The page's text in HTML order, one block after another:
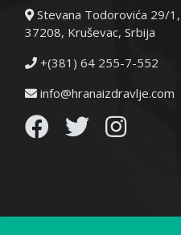
Stevana Todorovića 29/1,
37208, Kruševac, Srbija
+(381) 64 255-7-552
info@hranaizdravlje.com